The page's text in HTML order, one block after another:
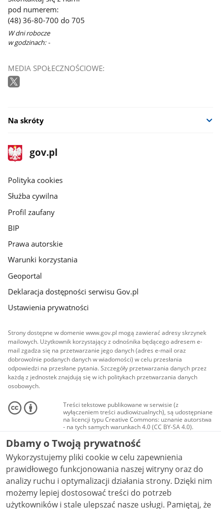
pod numerem:
(48) 36-80-700 do 705
W dni robocze
w godzinach: -
MEDIA SPOŁECZNOŚCIOWE:
Na skróty
stopka
gov.pl
Strona
gov.pl
gov.pl
Polityka cookies
Służba cywilna
Profil zaufany
BIP
Prawa autorskie
Warunki korzystania
Geoportal
Deklaracja dostępności serwisu Gov.pl
Ustawienia prywatności
Strony dostępne w domenie www.gov.pl mogą zawierać adresy skrzynek
mailowych. Użytkownik korzystający z odnośnika będącego adresem e-
mail zgadza się na przetwarzanie jego danych (adres e-mail oraz
dobrowolnie podanych danych w wiadomości) w celu przesłania
odpowiedzi na przesłane pytania. Szczegóły przetwarzania danych przez
każdą z jednostek znajdują się w ich politykach przetwarzania danych
osobowych.
Treści tekstowe publikowane w serwisie (z
wyłączeniem treści audiowizualnych), są udostępniane
na licencji typu Creative Commons: uznanie autorstwa
- na tych samych warunkach 4.0 (CC BY-SA 4.0).
Materiały audiowizualne, w tym zdjęcia, materiały
audio i wideo, są udostępniane na licencji typu
Creative Commons: uznanie autorstwa użycie
niekomercyjne - bez utworów zależnych 4.0 (CC BY-
NC-ND 4.0), o ile nie jest to stwierdzone inaczej.
Dbamy o Twoją prywatność
Wykorzystujemy pliki cookie w celu zapewnienia
prawidłowego funkcjonowania naszej witryny oraz do
analizy ruchu i optymalizacji działania strony. Dzięki nim
możemy lepiej dostosować treści do potrzeb
użytkowników i stale ulepszać nasze usługi. Pamiętaj, że